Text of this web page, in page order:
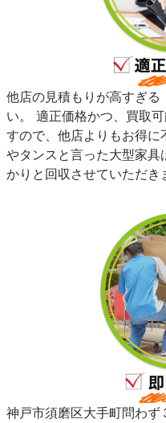
他店の見積もりが高すぎる
い。 適正価格かつ、買取
すので、他店よりもお得
やタンスと言った大型家具
かりと回収させていただき
神戸市須磨区大手町問わ